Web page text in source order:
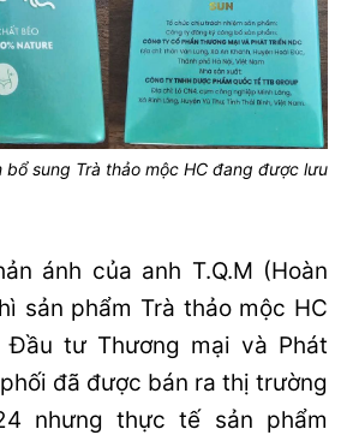
bổ sung Trà thảo mộc HC đang được lưu
ánh của anh T.Q.M (Hoàn
sản phẩm Trà thảo mộc HC
Đầu tư Thương mại và Phát
đã được bán ra thị trường
nhưng thực tế sản phẩm